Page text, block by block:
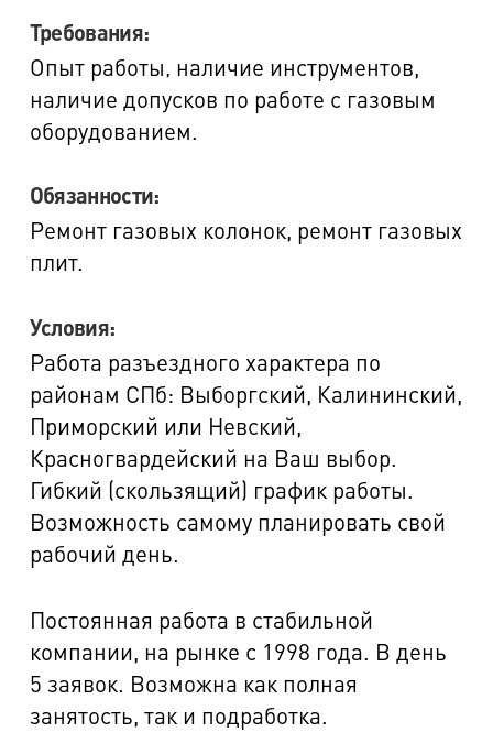
Требования:
Опыт работы‚ наличие инструментов,
наличие допусков по работе с газовым
оборудованием.
Обязанности:
Ремонт газовых колонок, ремонт газовых
плит.
Условия:
Работа разъездного характера по
районам СПб: Выборгский, Калининский,
Приморский или Невский,
Красногвардейский на Ваш выбор.
Гибкий (скользящий) график работы.
Возможность самому планировать свой
рабочий день.
Постоянная работа в стабильной
компании, на рынке с 1998 года. В день
5 заявок. Возможна как полная
занятость, так и подработка.